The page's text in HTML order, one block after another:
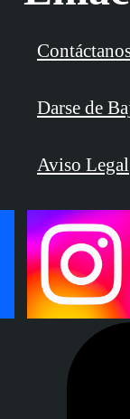
Darse de
Aviso Legal